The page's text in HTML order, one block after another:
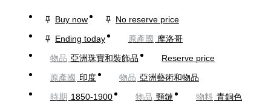
Buy now
No reserve price
Ending today
原產國 摩洛哥
物品 亞洲珠寶和裝飾品
Reserve price
原產國 印度 物品 亞洲藝術和物品
時期 1850-1900 物品 頸鏈 物料 青銅色